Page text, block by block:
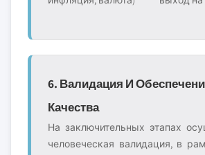
6. Валидация И
Качества
На заключительных этапах
человеческая валидация, в